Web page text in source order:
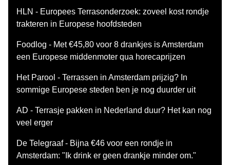
HLN - Europees Terrasonderzoek: zoveel kost rondje
trakteren in Europese hoofdsteden
Foodlog - Met €45,80 voor 8 drankjes is Amsterdam
een Europese middenmoter qua horecaprijzen
Het Parool - Terrassen in Amsterdam prijzig? In
sommige Europese steden ben je nog duurder uit
AD - Terrasje pakken in Nederland duur? Het kan nog
veel erger
De Telegraaf - Bijna €46 voor een rondje in
Amsterdam: "Ik drink er geen drankje minder om."